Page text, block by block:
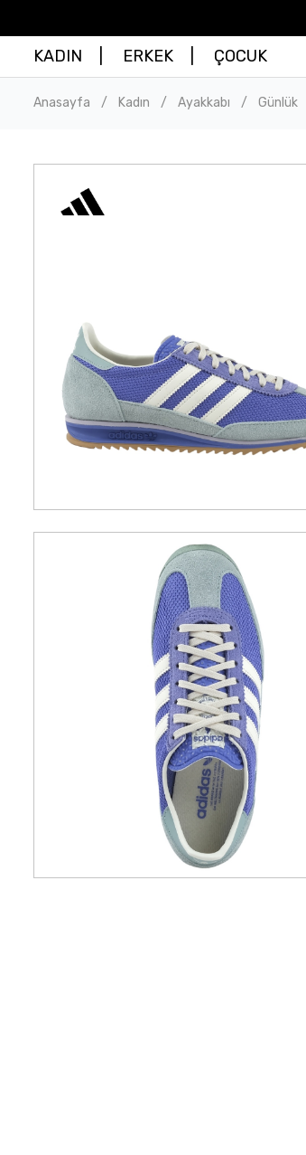
KADIN ERKEK ÇOCUK
Anasayfa / Kadın / Ayakkabı / Günlük